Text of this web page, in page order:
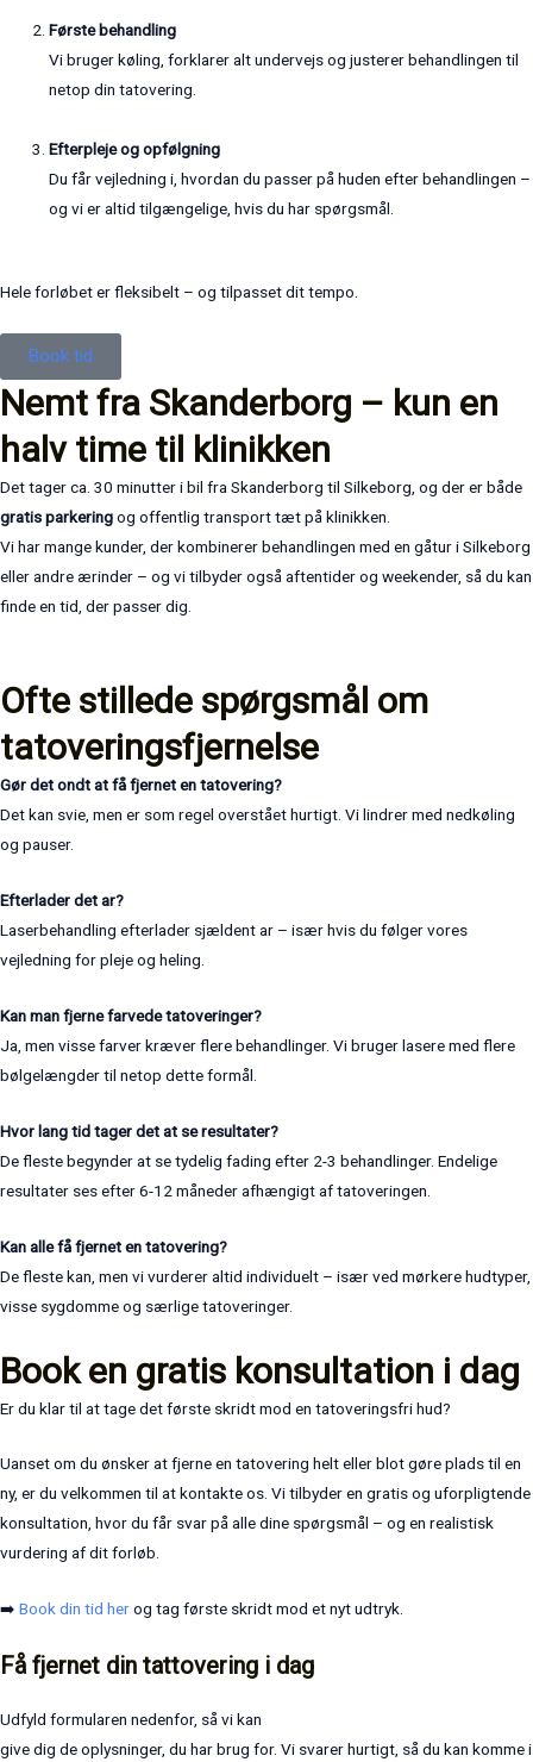
Første behandling
Vi bruger køling, forklarer alt undervejs og justerer behandlingen til
netop din tatovering.
Efterpleje og opfølgning
Du får vejledning i, hvordan du passer på huden efter behandlingen –
og vi er altid tilgængelige, hvis du har spørgsmål.
Hele forløbet er fleksibelt – og tilpasset dit tempo.
Book tid
Nemt fra Skanderborg – kun en
halv time til klinikken
Det tager ca. 30 minutter i bil fra Skanderborg til Silkeborg, og der er både
gratis parkeringog offentlig transport tæt på klinikken.
Vi har mange kunder, der kombinerer behandlingen med en gåtur i Silkeborg
eller andre ærinder – og vi tilbyder også aftentider og weekender, så du kan
finde en tid, der passer dig.
Ofte stillede spørgsmål om
tatoveringsfjernelse
Gør det ondt at få fjernet en tatovering?
Det kan svie, men er som regel overstået hurtigt. Vi lindrer med nedkøling
og pauser.
Efterlader det ar?
Laserbehandling efterlader sjældent ar – især hvis du følger vores
vejledning for pleje og heling.
Kan man fjerne farvede tatoveringer?
Ja, men visse farver kræver flere behandlinger. Vi bruger lasere med flere
bølgelængder til netop dette formål.
Hvor lang tid tager det at se resultater?
De fleste begynder at se tydelig fading efter 2-3 behandlinger. Endelige
resultater ses efter 6-12 måneder afhængigt af tatoveringen.
Kan alle få fjernet en tatovering?
De fleste kan, men vi vurderer altid individuelt – især ved mørkere hudtyper,
visse sygdomme og særlige tatoveringer.
Book en gratis konsultation i dag
Er du klar til at tage det første skridt mod en tatoveringsfri hud?
Uanset om du ønsker at fjerne en tatovering helt eller blot gøre plads til en
ny, er du velkommen til at kontakte os. Vi tilbyder en gratis og uforpligtende
konsultation, hvor du får svar på alle dine spørgsmål – og en realistisk
vurdering af dit forløb.
➡️ Book din tid herog tag første skridt mod et nyt udtryk.
Få fjernet din tattovering i dag
Udfyld formularen nedenfor, så vi kan
give dig de oplysninger, du har brug for. Vi svarer hurtigt, så du kan komme i